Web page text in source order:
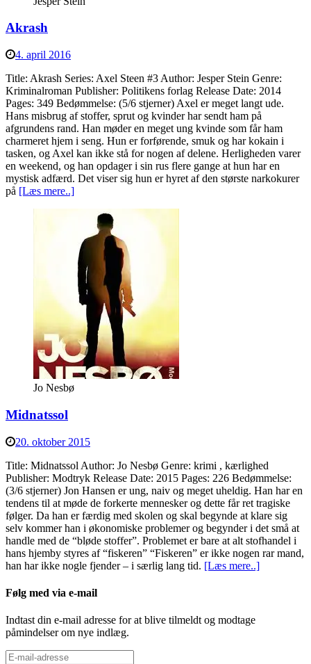
Akrash
4. april 2016
Title: Akrash Series: Axel Steen #3 Author: Jesper Stein Genre:
Kriminalroman Publisher: Politikens forlag Release Date: 2014
Pages: 349 Bedømmelse: (5/6 stjerner) Axel er meget langt ude.
Hans misbrug af stoffer, sprut og kvinder har sendt ham på
afgrundens rand. Han møder en meget ung kvinde som får ham
charmeret hjem i seng. Hun er forførende, smuk og har kokain i
tasken, og Axel kan ikke stå for nogen af delene. Herligheden varer
en weekend, og han opdager i sin rus flere gange at hun har en
mystisk adfærd. Det viser sig hun er hyret af den største narkokurer
på [Læs mere..]
Jo Nesbø
Midnatssol
20. oktober 2015
Title: Midnatssol Author: Jo Nesbø Genre: krimi , kærlighed
Publisher: Modtryk Release Date: 2015 Pages: 226 Bedømmelse:
(3/6 stjerner) Jon Hansen er ung, naiv og meget uheldig. Han har en
tendens til at møde de forkerte mennesker og dette får ret tragiske
følger. Da han er færdig med skolen og skal begynde at klare sig
selv kommer han i økonomiske problemer og begynder i det små at
handle med de “bløde stoffer”. Problemet er bare at alt stofhandel i
hans hjemby styres af “fiskeren” “Fiskeren” er ikke nogen rar mand,
han har ikke nogle fjender – i særlig lang tid. [Læs mere..]
Følg med via e-mail
Indtast din e-mail adresse for at blive tilmeldt og modtage
påmindelser om nye indlæg.
E-